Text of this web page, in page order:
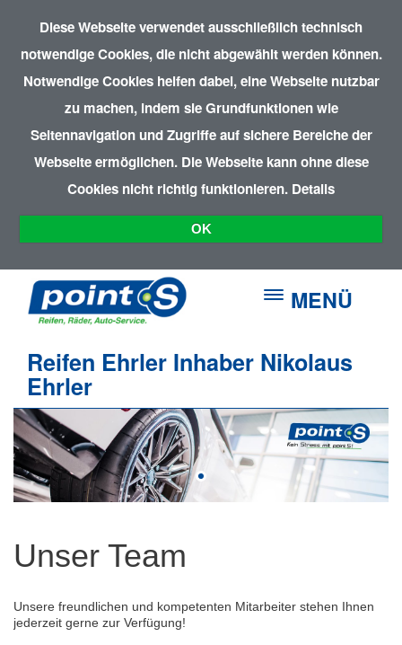
Diese Webseite verwendet ausschließlich technisch
notwendige Cookies, die nicht abgewählt werden können.
Notwendige Cookies helfen dabei, eine Webseite nutzbar
zu machen, indem sie Grundfunktionen wie
Seitennavigation und Zugriffe auf sichere Bereiche der
Webseite ermöglichen. Die Webseite kann ohne diese
Cookies nicht richtig funktionieren. Details
OK
MENÜ
Reifen Ehrler Inhaber Nikolaus
Ehrler
Unser Team
Unsere freundlichen und kompetenten Mitarbeiter stehen Ihnen
jederzeit gerne zur Verfügung!